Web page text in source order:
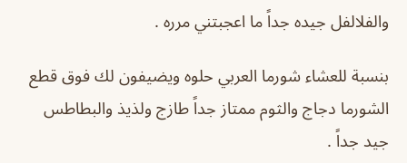
والفلالفل جيده جداً ما اعجبتني مرره .
بنسبة للعشاء شورما العربي حلوه ويضيفون لك فوق قطع
الشورما دجاج والثوم ممتاز جداً طازج ولذيذ والبطاطس
جيد جداً .